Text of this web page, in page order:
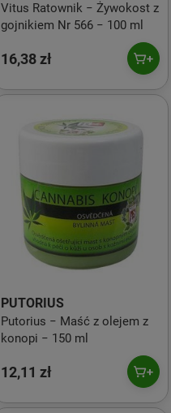
Vitus Ratownik − Żywokost z
gojnikiem Nr 566 − 100 ml
16,38 zł
PUTORIUS
Putorius − Maść z olejem z
konopi − 150 ml
12,11 zł